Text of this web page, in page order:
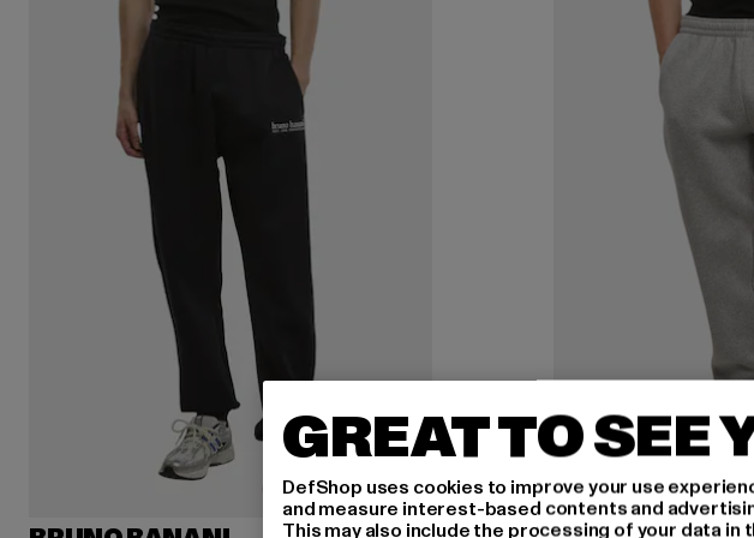
GREAT TO SEE
DefShop uses cookies to improve your use
and measure interest-based contents and
This may also include the processing of your data in